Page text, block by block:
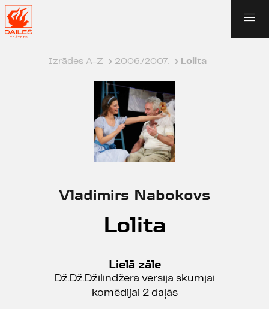
Izrādes A-Z › 2006./2007. › Lolita
Vladimirs Nabokovs
Lolita
Lielā zāle
Dž.Dž.Džilindžera versija skumjai
komēdijai 2 daļās